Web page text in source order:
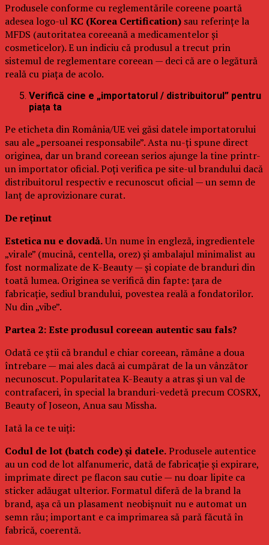
Produsele conforme cu reglementările coreene poartă
adesea logo-ulKC (Korea Certification) sau referințe la
MFDS (autoritatea coreeană a medicamentelor și
cosmeticelor). E un indiciu că produsul a trecut prin
sistemul de reglementare coreean — deci că are o legătură
reală cu piața de acolo.
Verifică cine e „importatorul / distribuitorul” pentru
piața ta
Pe eticheta din România/UE vei găsi datele importatorului
sau ale „persoanei responsabile”. Asta nu-ți spune direct
originea, dar un brand coreean serios ajunge la tine printr-
un importator oficial. Poți verifica pe site-ul brandului dacă
distribuitorul respectiv e recunoscut oficial — un semn de
lanț de aprovizionare curat.
De reținut
Estetica nu e dovadă.Un nume în engleză, ingredientele
„virale” (mucină, centella, orez) și ambalajul minimalist au
fost normalizate de K-Beauty — și copiate de branduri din
toată lumea. Originea se verifică din fapte: țara de
fabricație, sediul brandului, povestea reală a fondatorilor.
Nu din „vibe”.
Partea 2: Este produsul coreean autentic sau fals?
Odată ce știi că brandul e chiar coreean, rămâne a doua
întrebare — mai ales dacă ai cumpărat de la un vânzător
necunoscut. Popularitatea K-Beauty a atras și un val de
contrafaceri, în special la branduri-vedetă precum COSRX,
Beauty of Joseon, Anua sau Missha.
Iată la ce te uiți:
Codul de lot (batch code) și datele.Produsele autentice
au un cod de lot alfanumeric, dată de fabricație și expirare,
imprimate direct pe flacon sau cutie — nu doar lipite ca
sticker adăugat ulterior. Formatul diferă de la brand la
brand, așa că un plasament neobișnuit nu e automat un
semn rău; important e ca imprimarea să pară făcută în
fabrică, coerentă.